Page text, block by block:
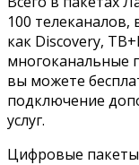
100
как Discovery,
многоканальные
вы можете
подключение
услуг.
Цифровые